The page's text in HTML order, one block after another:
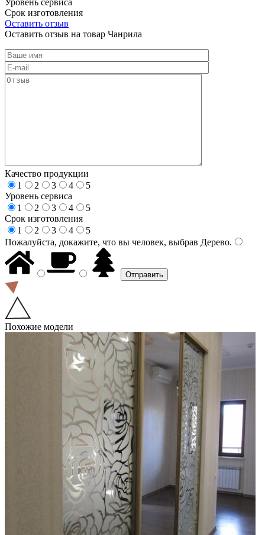
Срок изготовления
Оставить отзыв
Оставить отзыв на товар Чанрила
Качество продукции
1
2 3 4
5
Уровень сервиса
1
2 3 4
5
Срок изготовления
1
2 3 4
5
Пожалуйста, докажите, что вы человек, выбрав Дерево.
Похожие модели